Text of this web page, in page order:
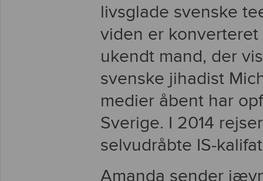
livsglade svenske
viden er
ukendt mand, der
svenske jihadist
medier åbent har
Sverige. I 2014
selvudråbte IS-
Amanda sender